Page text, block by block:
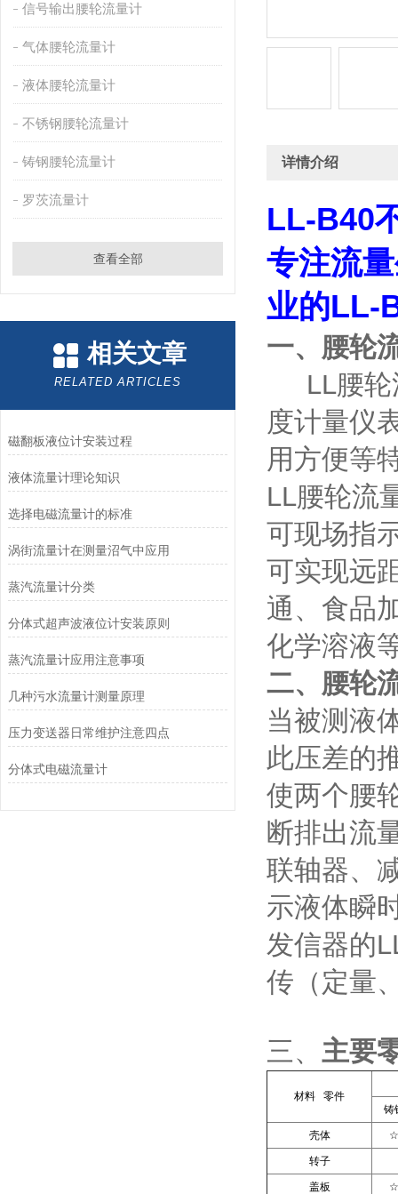
信号输出腰轮流量计
气体腰轮流量计
液体腰轮流量计
不锈钢腰轮流量计
铸钢腰轮流量计
罗茨流量计
查看全部
相关文章
RELATED ARTICLES
磁翻板液位计安装过程
液体流量计理论知识
选择电磁流量计的标准
涡街流量计在测量沼气中应用
蒸汽流量计分类
分体式超声波液位计安装原则
蒸汽流量计应用注意事项
几种污水流量计测量原理
压力变送器日常维护注意四点
分体式电磁流量计
详情介绍
LL-B40
专注流
业的LL-
一、腰轮
LL腰轮
度计量仪
用方便等
LL腰轮流
可现场指
可实现远
通、食品
化学溶液
二、腰轮
当被测液
此压差的
使两个腰
断排出流
联轴器、
示液体瞬
发信器的
传（定量
三、 主要
材料 零件
铸
壳体 ☆
转子
盖板 ☆